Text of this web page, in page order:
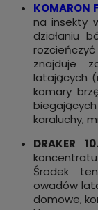
KOMARON
na insekty
działaniu
znajduje
latających
komary
karaluchy,
DRAKER
koncentratu
Środek
owadów
domowe,